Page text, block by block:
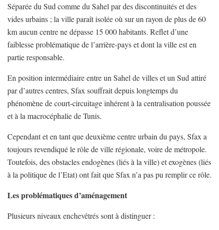
Séparée du Sud comme du Sahel par des discontinuités et des
vides urbains ; la ville paraît isolée où sur un rayon de plus de 60
km aucun centre ne dépasse 15 000 habitants. Reflet d’une
faiblesse problématique de l’arrière-pays et dont la ville est en
partie responsable.
En position intermédiaire entre un Sahel de villes et un Sud attiré
par d’autres centres, Sfax souffrait depuis longtemps du
phénomène de court-circuitage inhérent à la centralisation poussée
et à la macrocéphalie de Tunis.
Cependant et en tant que deuxième centre urbain du pays, Sfax a
toujours revendiqué le rôle de ville régionale, voire de métropole.
Toutefois, des obstacles endogènes (liés à la ville) et exogènes (liés
à la politique de l’Etat) ont fait que Sfax n’a pas pu remplir ce rôle.
Les problématiques d’aménagement
Plusieurs niveaux enchevêtrés sont à distinguer :